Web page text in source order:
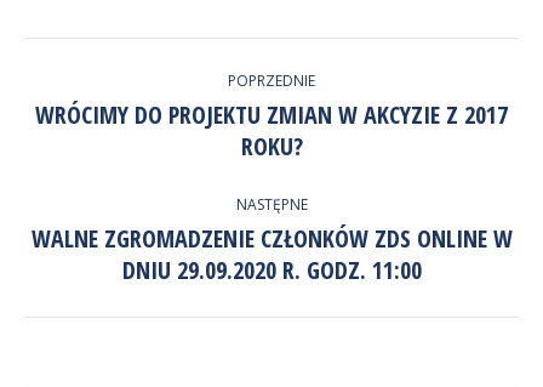
przez
Twitter
WPISÓW
POPRZEDNIE
Poprzedni
wpis:
WRÓCIMY DO PROJEKTU ZMIAN W AKCYZIE Z 2017
ROKU?
NASTĘPNE
Następny
wpis:
WALNE ZGROMADZENIE CZŁONKÓW ZDS ONLINE W
DNIU 29.09.2020 R. GODZ. 11:00